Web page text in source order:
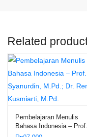
Related
Pembelajaran Menulis
Bahasa Indonesia –
H. Syanurdin, M.Pd.; Dr.